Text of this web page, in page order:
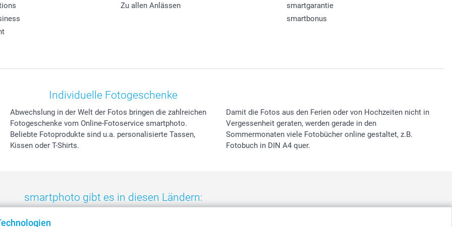
Zu allen Anlässen
smartgarantie
smartbonus
Individuelle Fotogeschenke
Abwechslung in der Welt der Fotos bringen die zahlreichen
Fotogeschenke vom Online-Fotoservice smartphoto.
Beliebte Fotoprodukte sind u.a. personalisierte Tassen,
Kissen oder T-Shirts.
Damit die Fotos aus den Ferien oder von Hochzeiten nicht in
Vergessenheit geraten, werden gerade in den
Sommermonaten viele Fotobücher online gestaltet, z.B.
Fotobuch in DIN A4 quer.
smartphoto gibt es in diesen Ländern: